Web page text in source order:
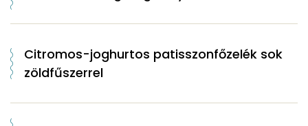
Citromos-joghurtos patisszonfőzelék sok
zöldfűszerrel